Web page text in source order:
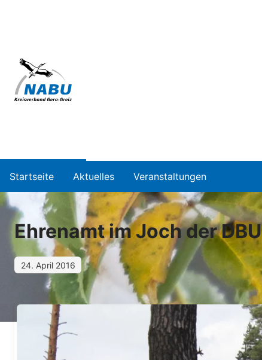
Startseite Aktuelles Veranstaltungen
Ehrenamt im Joch der DBU
24. April 2016